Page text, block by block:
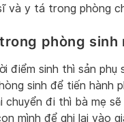
và y tá trong phòng
phòng sinh
điểm sinh thì sản phụ
sinh để tiến hành
chuyển đi thì bà mẹ
mình để ghi lại vào